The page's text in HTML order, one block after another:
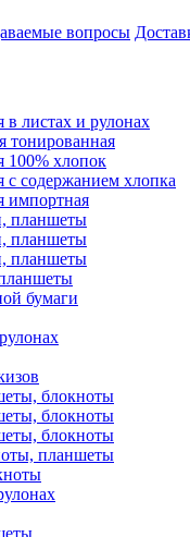
вопросы
в листах и рулонах
тонированная
100% хлопок
с содержанием хлопка
импортная
планшеты
планшеты
планшеты
бумаги
блокноты
блокноты
блокноты
планшеты